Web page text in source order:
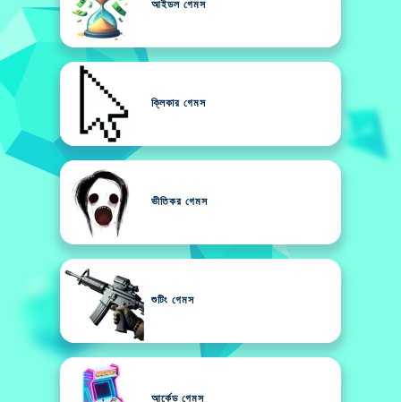
আইডল গেমস
ক্লিকার গেমস
ভীতিকর গেমস
শুটিং গেমস
আর্কেড গেমস